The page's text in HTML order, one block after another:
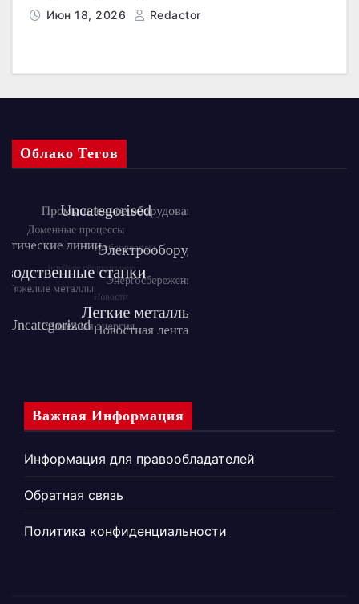
Июн 18, 2026 Redactor
Облако Тегов
Важная Информация
Информация для правообладателей
Обратная связь
Политика конфиденциальности